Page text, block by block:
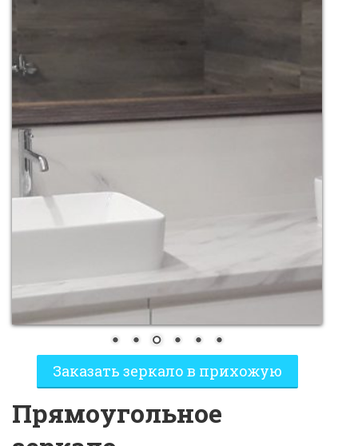
Заказать зеркало в прихожую
Прямоугольное